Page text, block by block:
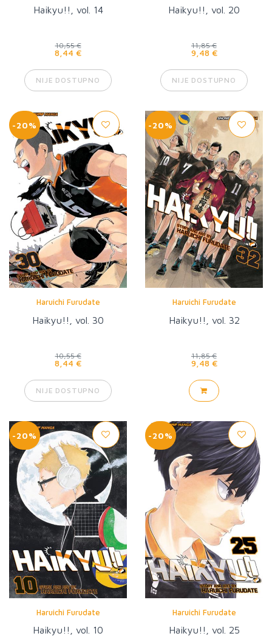
Haikyu!!, vol. 14
10,55 €
8,44 €
NIJE DOSTUPNO
Haikyu!!, vol. 20
11,85 €
9,48 €
NIJE DOSTUPNO
-20%
Haruichi Furudate
Haikyu!!, vol. 30
10,55 €
8,44 €
NIJE DOSTUPNO
-20%
Haruichi Furudate
Haikyu!!, vol. 32
11,85 €
9,48 €
-20%
Haruichi Furudate
Haikyu!!, vol. 10
-20%
Haruichi Furudate
Haikyu!!, vol. 25